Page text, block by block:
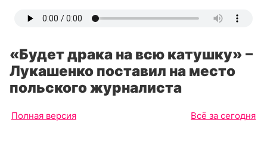
«Будет драка на всю катушку» –
Лукашенко поставил на место
польского журналиста
Полная версия Всё за сегодня